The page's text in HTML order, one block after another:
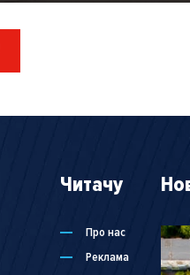
Читачу
Про нас
Реклама